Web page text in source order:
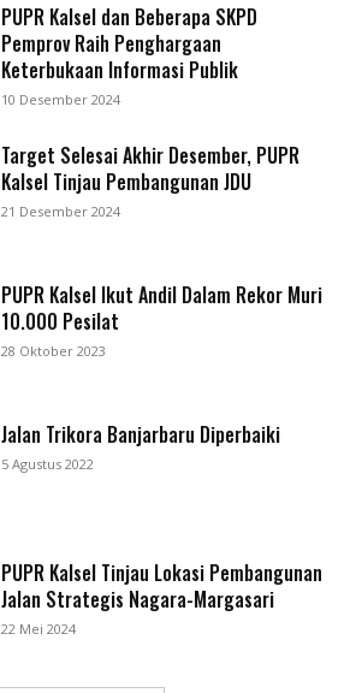
PUPR Kalsel dan Beberapa SKPD
Pemprov Raih Penghargaan
Keterbukaan Informasi Publik
10 Desember 2024
Target Selesai Akhir Desember, PUPR
Kalsel Tinjau Pembangunan JDU
21 Desember 2024
PUPR Kalsel Ikut Andil Dalam Rekor Muri
10.000 Pesilat
28 Oktober 2023
Jalan Trikora Banjarbaru Diperbaiki
5 Agustus 2022
PUPR Kalsel Tinjau Lokasi Pembangunan
Jalan Strategis Nagara-Margasari
22 Mei 2024